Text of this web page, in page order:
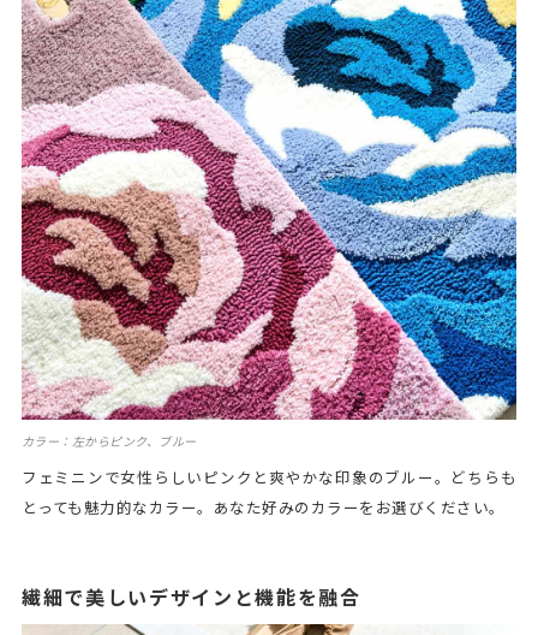
カラー：左からピンク、ブルー
フェミニンで女性らしいピンクと爽やかな印象のブルー。どちらも
とっても魅力的なカラー。あなた好みのカラーをお選びください。
繊細で美しいデザインと機能を融合